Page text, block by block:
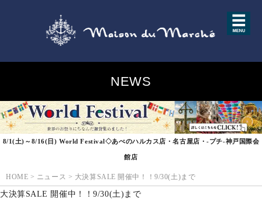
NEWS
8/1(土)～8/16(日) World Festival◇あべのハルカス店・名古屋店・-プチ-神戸国際会
館店
HOME > ニュース > 大決算SALE 開催中！！9/30(土)まで
大決算SALE 開催中！！9/30(土)まで